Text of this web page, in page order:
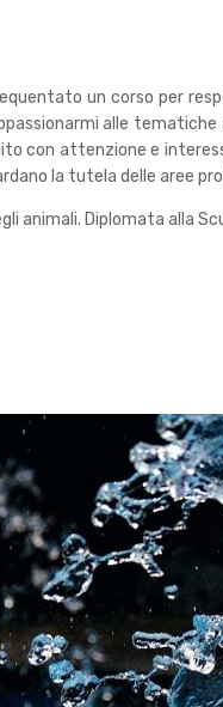
un corso per
alle tematiche
con attenzione e
la tutela delle aree
animali. Diplomata alla